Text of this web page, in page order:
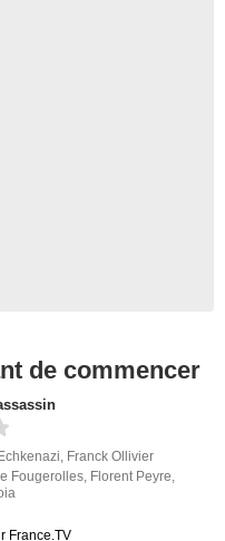
de commencer
Franck Ollivier
Fougerolles Florent Peyre
France.TV